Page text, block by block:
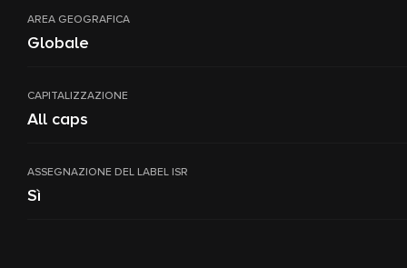
AREA GEOGRAFICA
Globale
CAPITALIZZAZIONE
All caps
ASSEGNAZIONE DEL LABEL ISR
Sì